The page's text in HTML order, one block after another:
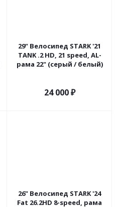
29" Велосипед STARK '21
TANK .2 НD, 21 speed, AL-
рама 22" (серый / белый)
24 000₽
26" Велосипед STARK '24
Fat 26.2HD 8-speed, рама